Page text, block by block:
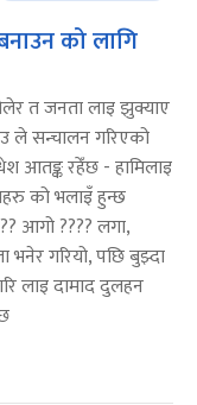
को लागि
त जनता लाइ झुक्याए
ले सन्चालन गरिएको
आतङ्क रहेँछ - हामिलाइ
को भलाइँ हुन्छ
आगो ???? लगा,
भनेर गरियो, पछि बुझ्दा
लाइ दामाद दुलहन